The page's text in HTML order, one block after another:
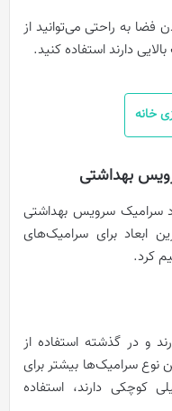
فضا به راحتی می‌توانید از
دارند استفاده کنید.
خانه
بهداشتی
سرامیک سرویس بهداشتی
ابعاد برای سرامیک‌های
کرد.
و در گذشته استفاده از
نوع سرامیک‌ها بیشتر برای
کوچکی دارند، استفاده